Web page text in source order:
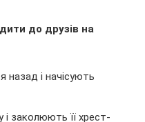
до друзів на
назад і начісують
і заколюють її хрест-